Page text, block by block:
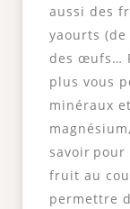
aussi des
yaourts
des œufs…
plus vous
minéraux
savoir
fruit au
permettre